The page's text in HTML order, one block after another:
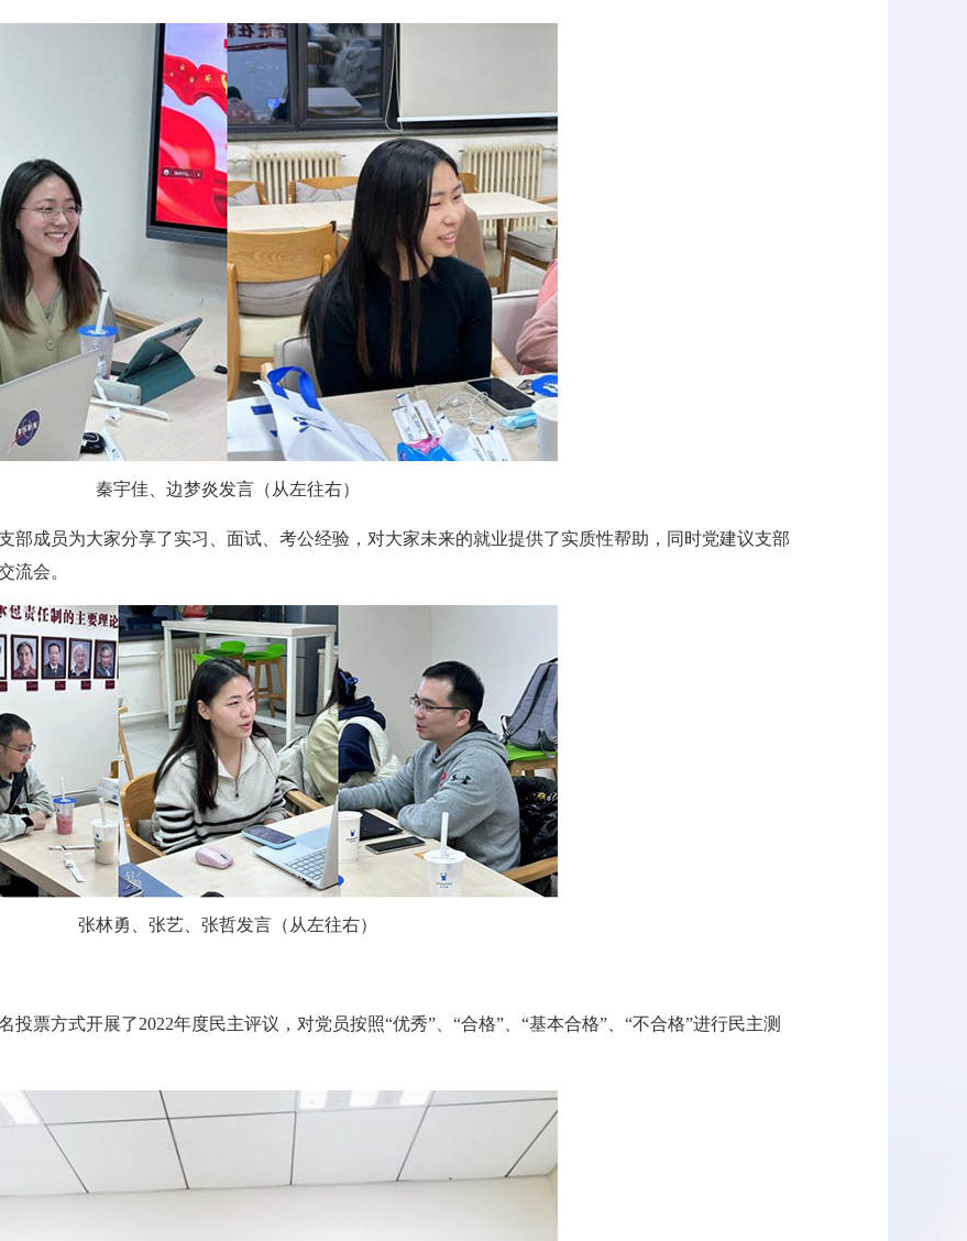
秦宇佳、边梦炎发言（从左往右）
部成员为大家分享了实习、面试、考公经验，对大家未来的就业提供了实质性帮助，同时党建议支部
流会。
张林勇、张艺、张哲发言（从左往右）
票方式开展了2022年度民主评议，对党员按照“优秀”、“合格”、“基本合格”、“不合格”进行民主测